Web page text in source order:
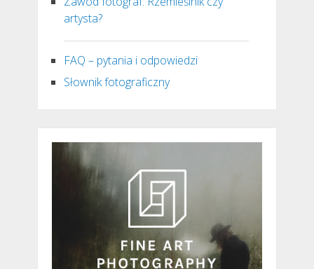
artysta?
FAQ – pytania i odpowiedzi
Słownik fotograficzny